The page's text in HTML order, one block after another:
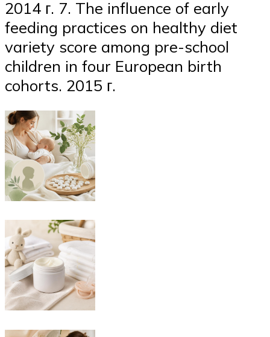
2014 г. 7. The influence of early
feeding practices on healthy diet
variety score among pre-school
children in four European birth
cohorts. 2015 г.